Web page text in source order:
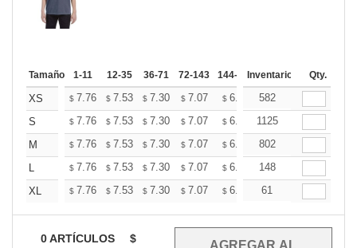
Tamaño 1-11 12-35 36-71 72-143 144-287 288 + Mas
Inventario Qty.
XS $ 7.76 $ 7.53 $ 7.30 $ 7.07 $ 6.84 $6.73
582
S
$ 7.76 $ 7.53 $ 7.30 $ 7.07 $ 6.84 $6.73
1125
M
$ 7.76 $ 7.53 $ 7.30 $ 7.07 $ 6.84 $6.73
802
L
$ 7.76 $ 7.53 $ 7.30 $ 7.07 $ 6.84 $6.73
148
XL
$ 7.76 $ 7.53 $ 7.30 $ 7.07 $ 6.84 $6.73
61
0ARTÍCULOS
$